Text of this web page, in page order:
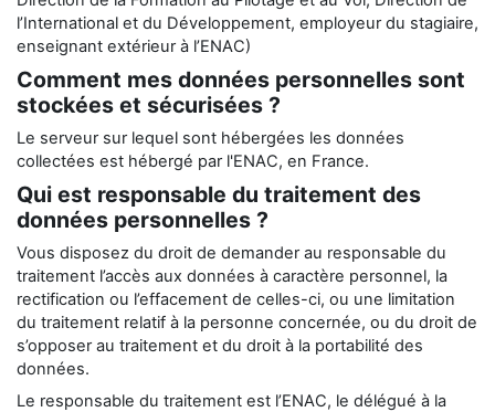
l’International et du Développement, employeur du stagiaire,
enseignant extérieur à l’ENAC)
Comment mes données personnelles sont
stockées et sécurisées ?
Le serveur sur lequel sont hébergées les données
collectées est hébergé par l'ENAC, en France.
Qui est responsable du traitement des
données personnelles ?
Vous disposez du droit de demander au responsable du
traitement l’accès aux données à caractère personnel, la
rectification ou l’effacement de celles-ci, ou une limitation
du traitement relatif à la personne concernée, ou du droit de
s’opposer au traitement et du droit à la portabilité des
données.
Le responsable du traitement est l’ENAC, le délégué à la